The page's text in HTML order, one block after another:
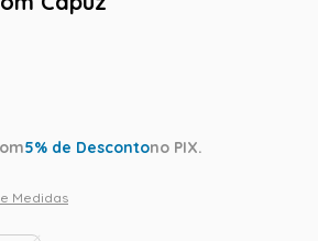
5% de Descontono PIX.
Medidas